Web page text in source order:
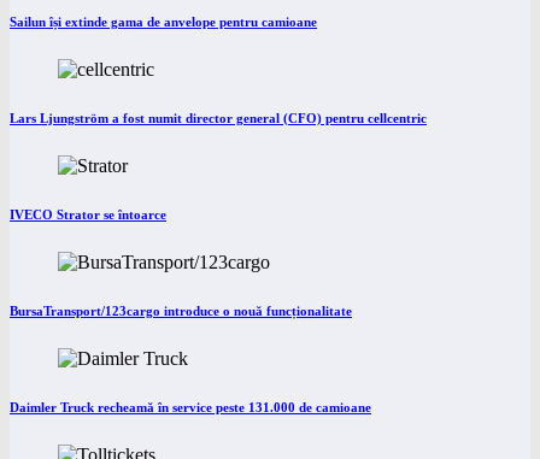
Sailun își extinde gama de anvelope pentru camioane
Lars Ljungström a fost numit director general (CFO) pentru cellcentric
IVECO Strator se întoarce
BursaTransport/123cargo introduce o nouă funcționalitate
Daimler Truck recheamă în service peste 131.000 de camioane